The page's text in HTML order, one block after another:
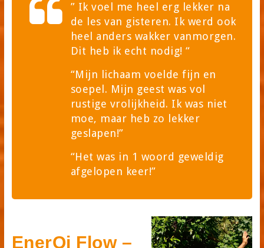
” Ik voel me heel erg lekker na
de les van gisteren. Ik werd ook
heel anders wakker vanmorgen.
Dit heb ik echt nodig! “
“Mijn lichaam voelde fijn en
soepel. Mijn geest was vol
rustige vrolijkheid. Ik was niet
moe, maar heb zo lekker
geslapen!”
“Het was in 1 woord geweldig
afgelopen keer!”
EnerQi Flow –